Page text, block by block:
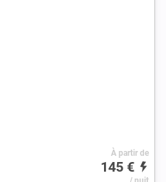
À partir de
145 €